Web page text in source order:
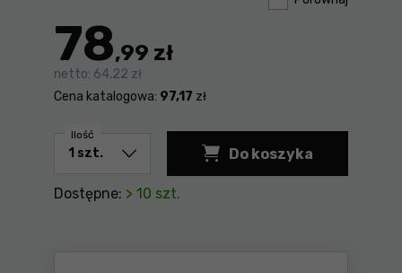
78,99 zł
netto: 64,22 zł
Cena katalogowa: 97,17 zł
Ilość
Do koszyka
Spray do
Dostępne: > 10 szt.